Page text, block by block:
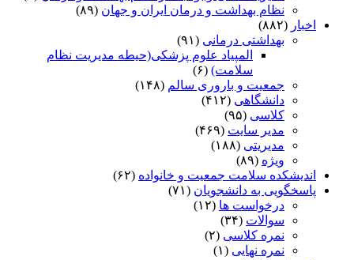
نظام بهداشت و درمان ایران و جهان (۸۹)
اخبار (۸۸۲)
بهداشتی درمانی (۹۱)
المپیاد علوم پزشکی(حیطه مدیریت نظام
سلامت) (۶)
جمعیت و باروری سالم (۱۴۸)
دانشگاهی (۴۱۲)
کلاسی (۹۵)
مدیر سایت (۴۶۹)
مدیریتی (۱۸۸)
ویژه (۸۹)
اندیشکده سلامت جمعیت و خانواده (۶۲)
پاسخگویی به دانشجویان (۷۱)
درخواست ها (۱۲)
سوالات (۳۴)
نمره کلاسی (۲)
نمره نهایی (۱)